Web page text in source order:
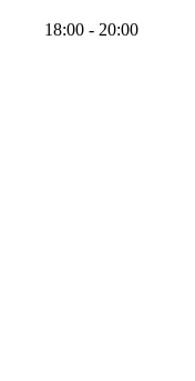
18:00 - 20:00